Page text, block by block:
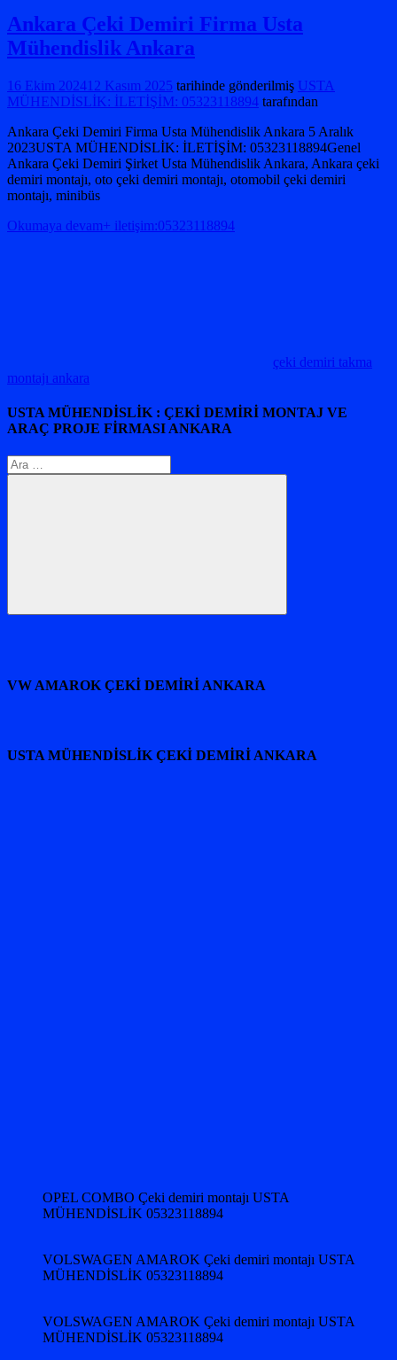
Ankara Çeki Demiri Firma Usta
Mühendislik Ankara
16 Ekim 202412 Kasım 2025 tarihinde gönderilmiş USTA
MÜHENDİSLİK: İLETİŞİM: 05323118894 tarafından
Ankara Çeki Demiri Firma Usta Mühendislik Ankara 5 Aralık
2023USTA MÜHENDİSLİK: İLETİŞİM: 05323118894Genel
Ankara Çeki Demiri Şirket Usta Mühendislik Ankara, Ankara çeki
demiri montajı, oto çeki demiri montajı, otomobil çeki demiri
montajı, minibüs
Okumaya devam+ iletişim:05323118894
çeki demiri takma
montajı ankara
USTA MÜHENDİSLİK : ÇEKİ DEMİRİ MONTAJ VE
ARAÇ PROJE FİRMASI ANKARA
Arama:
Ara
VW AMAROK ÇEKİ DEMİRİ ANKARA
USTA MÜHENDİSLİK ÇEKİ DEMİRİ ANKARA
OPEL COMBO Çeki demiri montajı USTA
MÜHENDİSLİK 05323118894
VOLSWAGEN AMAROK Çeki demiri montajı USTA
MÜHENDİSLİK 05323118894
VOLSWAGEN AMAROK Çeki demiri montajı USTA
MÜHENDİSLİK 05323118894